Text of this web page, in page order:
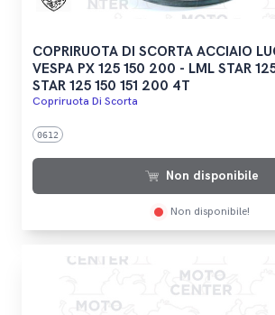
COPRIRUOTA DI SCORTA ACCIAIO
VESPA PX 125 150 200 - LML STAR
STAR 125 150 151 200 4T
Copriruota Di Scorta
0612
Non disponibile
Non disponibile!